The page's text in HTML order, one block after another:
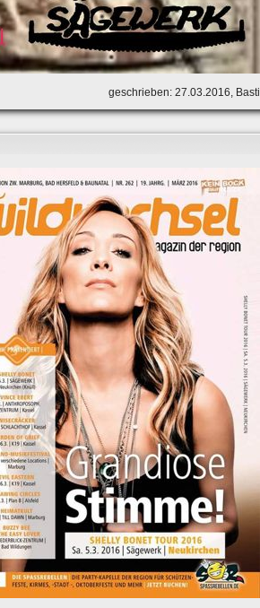
geschrieben: 27.03.2016, Basti